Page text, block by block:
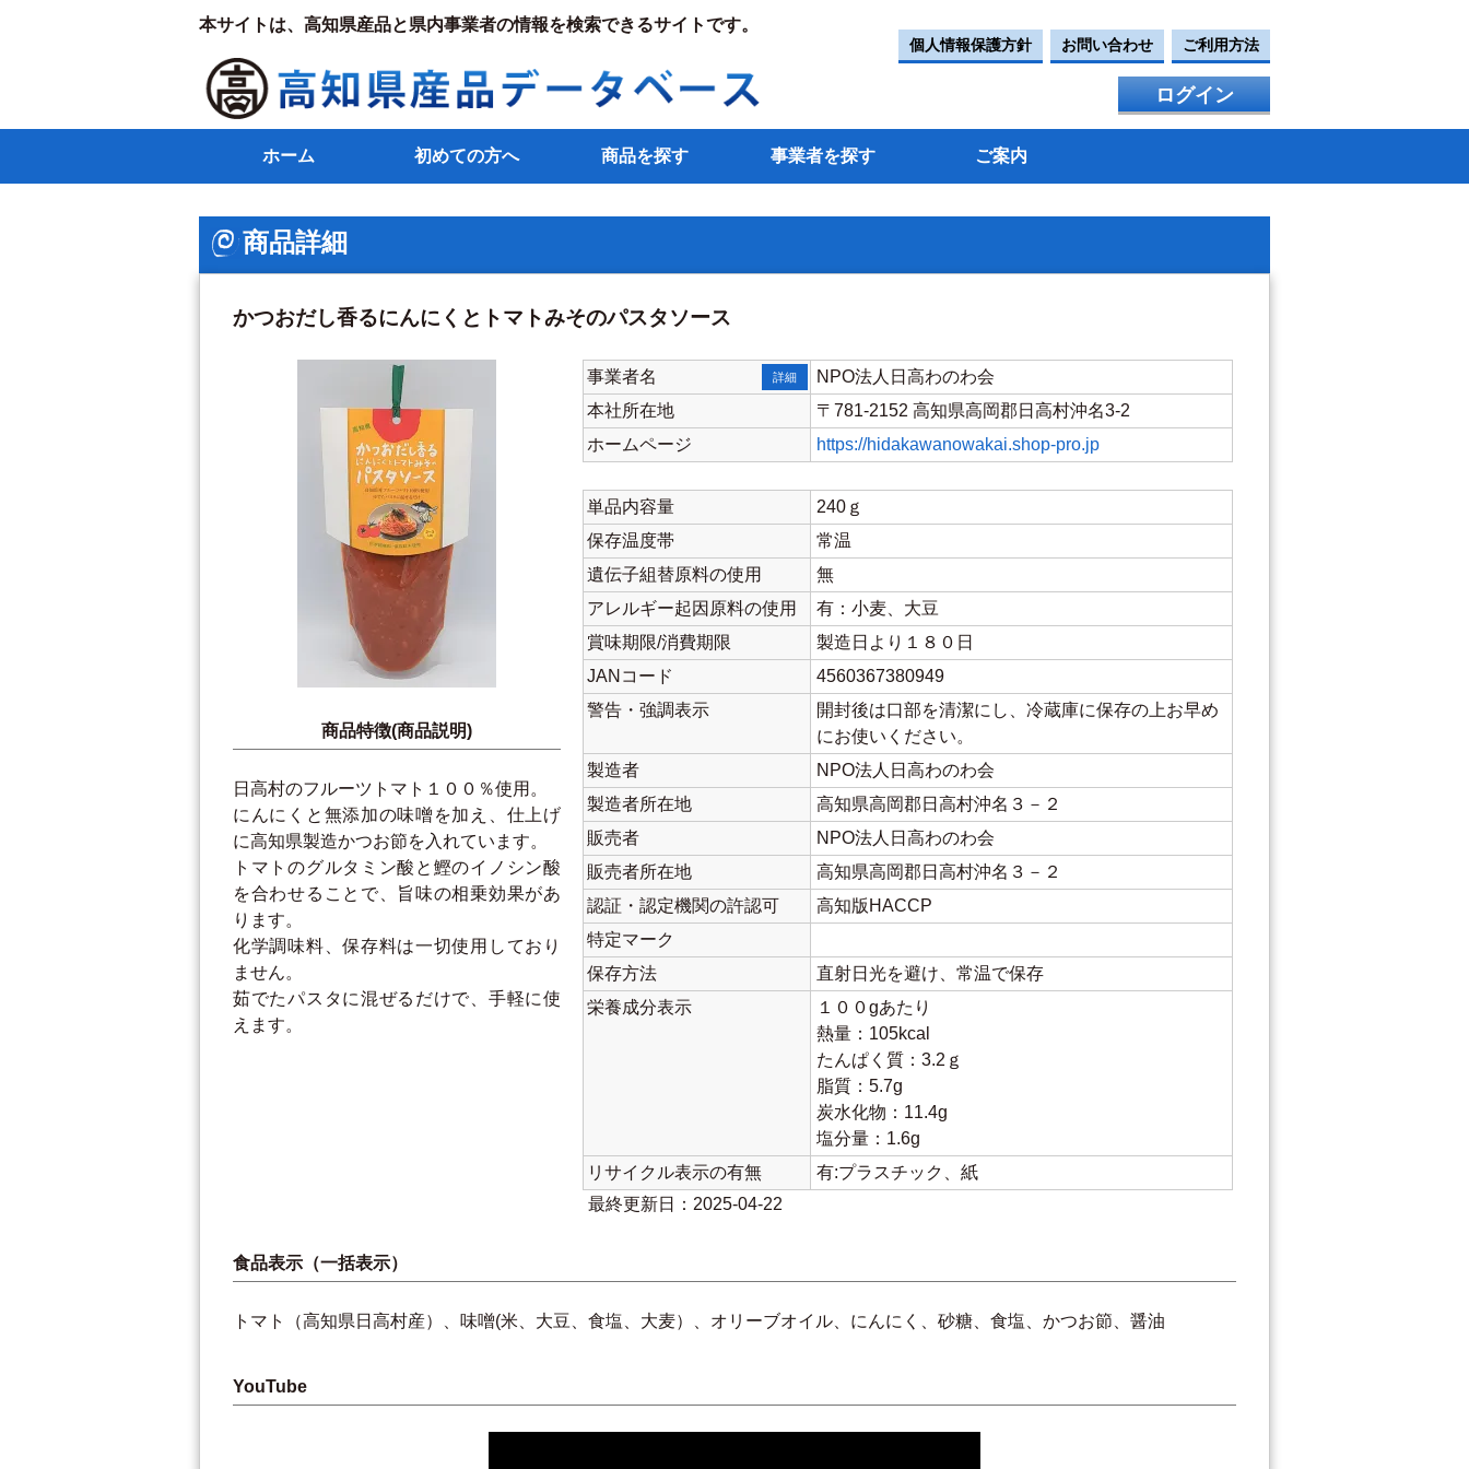
本サイトは、高知県産品と県内事業者の情報を検索できるサイトです。
個人情報保護方針 お問い合わせ ご利用方法
ログイン
ホーム 初めての方へ 商品を探す 事業者を探す ご案内
商品詳細
かつおだし香るにんにくとトマトみそのパスタソース
商品特徴(商品説明)
日高村のフルーツトマト１００％使用。
にんにくと無添加の味噌を加え、仕上げ
に高知県製造かつお節を入れています。
トマトのグルタミン酸と鰹のイノシン酸
を合わせることで、旨味の相乗効果があ
ります。
化学調味料、保存料は一切使用しており
ません。
茹でたパスタに混ぜるだけで、手軽に使
えます。
事業者名 詳細
NPO法人日高わのわ会
本社所在地
〒781-2152 高知県高岡郡日高村沖名3-2
ホームページ
https://hidakawanowakai.shop-pro.jp
単品内容量
240ｇ
保存温度帯
常温
遺伝子組替原料の使用
無
アレルギー起因原料の使用
有：小麦、大豆
賞味期限/消費期限
製造日より１８０日
JANコード
4560367380949
警告・強調表示
開封後は口部を清潔にし、冷蔵庫に保存の上お早め
にお使いください。
製造者
NPO法人日高わのわ会
製造者所在地
高知県高岡郡日高村沖名３－２
販売者
NPO法人日高わのわ会
販売者所在地
高知県高岡郡日高村沖名３－２
認証・認定機関の許認可
高知版HACCP
特定マーク
保存方法
直射日光を避け、常温で保存
栄養成分表示
１００gあたり
熱量：105kcal
たんぱく質：3.2ｇ
脂質：5.7g
炭水化物：11.4g
塩分量：1.6g
リサイクル表示の有無
有:プラスチック、紙
最終更新日：2025-04-22
食品表示（一括表示）
トマト（高知県日高村産）、味噌(米、大豆、食塩、大麦）、オリーブオイル、にんにく、砂糖、食塩、かつお節、醤油
YouTube